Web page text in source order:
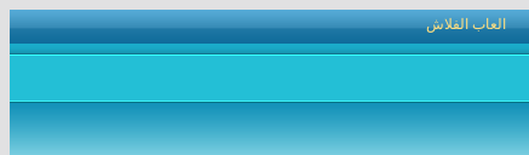
العاب الفلاش